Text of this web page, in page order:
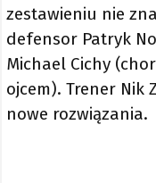
zestawieniu nie
defensor Patryk
Michael Cichy
ojcem). Trener Nik
nowe rozwiązania.